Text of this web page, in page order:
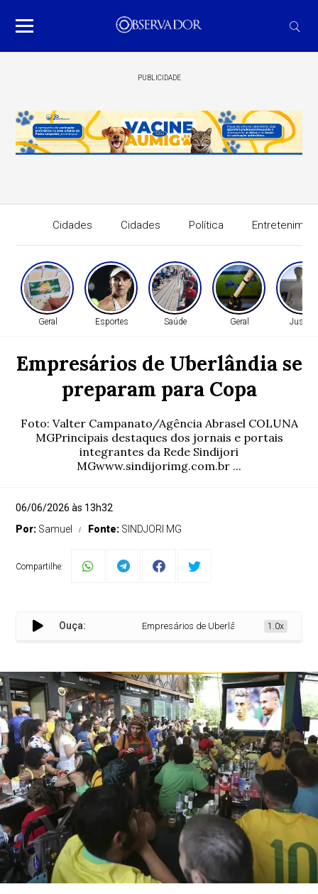
PUBLICIDADE
Cidades Cidades Política
Geral Esportes Saúde Geral Justiça
Empresários de Uberlândia se
preparam para Copa
Foto: Valter Campanato/Agência Abrasel COLUNA
MGPrincipais destaques dos jornais e portais
integrantes da Rede Sindijori
MGwww.sindijorimg.com.br ...
06/06/2026 às 13h32
Por: Samuel Fonte: SINDJORI MG
Compartilhe:
Ouça: Empresários de Uberlândia se preparam
1.0x